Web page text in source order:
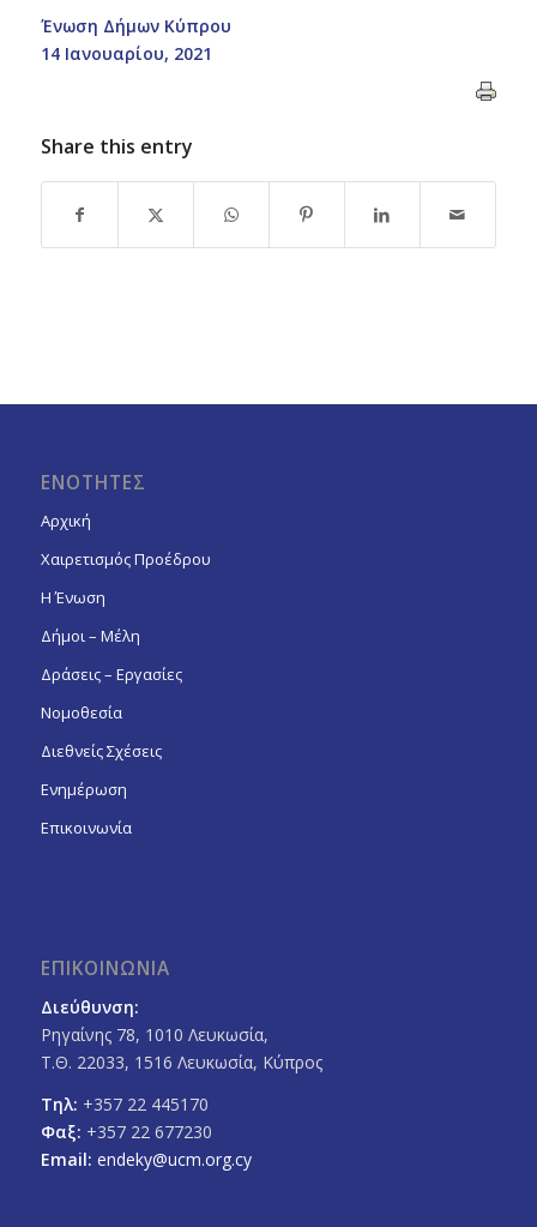
Ένωση Δήμων Κύπρου
14 Ιανουαρίου, 2021
Share this entry
ΕΝΟΤΗΤΕΣ
Αρχική
Χαιρετισμός Προέδρου
Η Ένωση
Δήμοι – Μέλη
Δράσεις – Εργασίες
Νομοθεσία
Διεθνείς Σχέσεις
Ενημέρωση
Επικοινωνία
ΕΠΙΚΟΙΝΩΝΙΑ
Διεύθυνση:
Ρηγαίνης 78, 1010 Λευκωσία,
Τ.Θ. 22033, 1516 Λευκωσία, Κύπρος
Τηλ: +357 22 445170
Φαξ: +357 22 677230
Email: endeky@ucm.org.cy